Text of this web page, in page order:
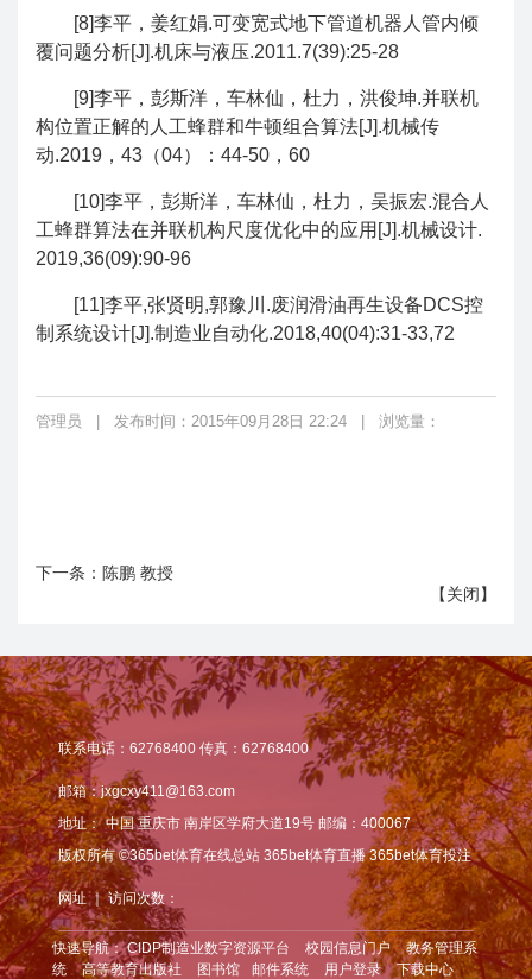
[8]李平，姜红娟.可变宽式地下管道机器人管内倾
覆问题分析[J].机床与液压.2011.7(39):25-28
[9]李平，彭斯洋，车林仙，杜力，洪俊坤.并联机
构位置正解的人工蜂群和牛顿组合算法[J].机械传
动.2019，43（04）：44-50，60
[10]李平，彭斯洋，车林仙，杜力，吴振宏.混合人
工蜂群算法在并联机构尺度优化中的应用[J].机械设计.
2019,36(09):90-96
[11]李平,张贤明,郭豫川.废润滑油再生设备DCS控
制系统设计[J].制造业自动化.2018,40(04):31-33,72
管理员 发布时间：2015年09月28日 22:24 浏览量：
下一条： 陈鹏 教授
【关闭】
联系电话：62768400 传真：62768400
邮箱：jxgcxy411@163.com
地址： 中国 重庆市 南岸区学府大道19号 邮编：400067
版权所有 ©365bet体育在线总站 365bet体育直播 365bet体育投注
网址 ｜ 访问次数：
快速导航： CIDP制造业数字资源平台 校园信息门户
教务管理系
统
高等教育出版社 图书馆 邮件系统 用户登录 下载中心